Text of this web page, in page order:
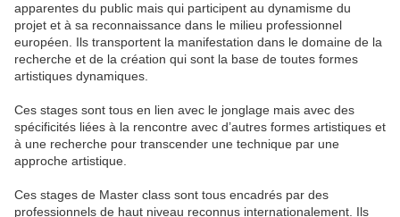
apparentes du public mais qui participent au dynamisme du
projet et à sa reconnaissance dans le milieu professionnel
européen. Ils transportent la manifestation dans le domaine de la
recherche et de la création qui sont la base de toutes formes
artistiques dynamiques.
Ces stages sont tous en lien avec le jonglage mais avec des
spécificités liées à la rencontre avec d’autres formes artistiques et
à une recherche pour transcender une technique par une
approche artistique.
Ces stages de Master class sont tous encadrés par des
professionnels de haut niveau reconnus internationalement. Ils